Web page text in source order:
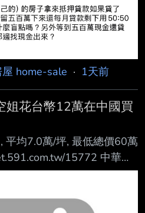
十字以上心得， 心得不得
，不得張貼超過90日之新
水桶十四日。 內文和連結
無法判定心得字數而遭砍除
以上說明文得以Ctrl+Y全數
屋 home-sale · 1天前
姐花台幣12萬在中國買
平均7.0萬/坪, 最低總價60萬
15772 中華路
08中樓層無車位 3.6萬/坪
232號, 最低總價93 萬台幣,